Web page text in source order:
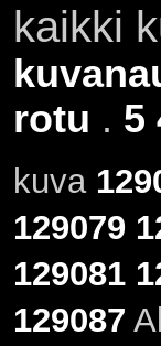
kaikki
rotu . 5
kuva
129079
129081
129087